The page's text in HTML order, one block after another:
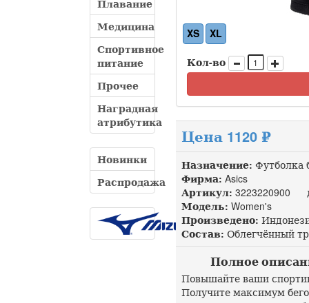
Плавание
Медицина
Спортивное
питание
Прочее
Наградная
атрибутика
Новинки
Распродажа
XS XL
Кол-во
Цена 1120 ₽
Назначение: Футболка
Фирма: Asics
Артикул: 3223220900
Модель: Women's
Произведено:
Состав: Облегчённый
Полное
Повышайте ваши
Получите максимум